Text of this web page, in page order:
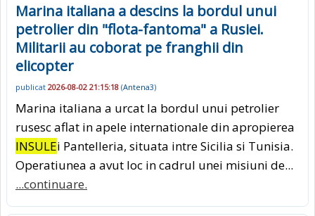
Marina italiana a descins la bordul unui
petrolier din "flota-fantoma" a Rusiei.
Militarii au coborat pe franghii din
elicopter
publicat 2026-08-02 21:15:18 (Antena3)
Marina italiana a urcat la bordul unui petrolier
rusesc aflat in apele internationale din apropierea
INSULEi Pantelleria, situata intre Sicilia si Tunisia.
Operatiunea a avut loc in cadrul unei misiuni de...
...continuare.